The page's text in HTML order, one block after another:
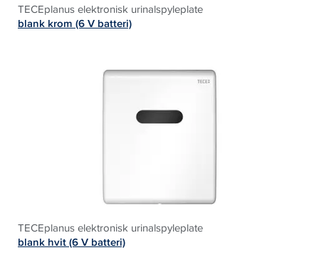
TECEplanus elektronisk urinalspyleplate
blank krom (6 V batteri)
TECEplanus elektronisk urinalspyleplate
blank hvit (6 V batteri)